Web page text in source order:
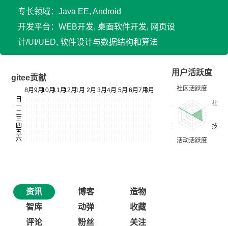
专长领域：Java EE, Android
开发平台：WEB开发, 桌面软件开发, 网页设
计/UI/UED, 软件设计与数据结构和算法
gitee贡献
用户活跃度
资讯 博客
造物
智库
动弹
收藏
评论
粉丝 关注